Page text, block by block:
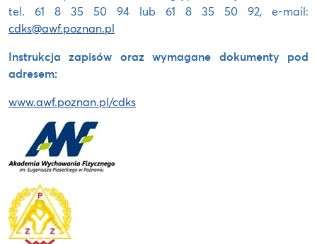
tel. 61 8 35 50 94 lub 61 8 35 50 92, e-mail:
cdks@awf.poznan.pl
Instrukcja zapisów oraz wymagane dokumenty pod
adresem:
www.awf.poznan.pl/cdks